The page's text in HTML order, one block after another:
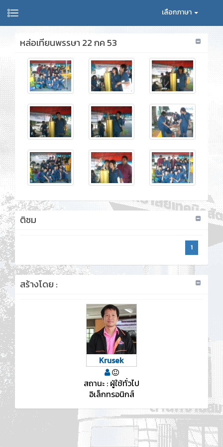
เลือกภาษา
หล่อเทียนพรรษา 22 กค 53
ติชม
1
สร้างโดย :
Krusek
สถานะ : ผู้ใช้ทั่วไป
อิเล็กทรอนิกส์